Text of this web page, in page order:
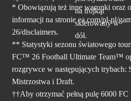
* Obowiązują też inne warunki oraz
informacji na stronie ea.com/pl-pl/
26/disclaimers.
** Statystyki sezonu światowego
FC™ 26 Football Ultimate Team™
rozgrywce w następujących trybach:
Mistrzostwa i Draft.
††Aby otrzymać pełną pulę 6000